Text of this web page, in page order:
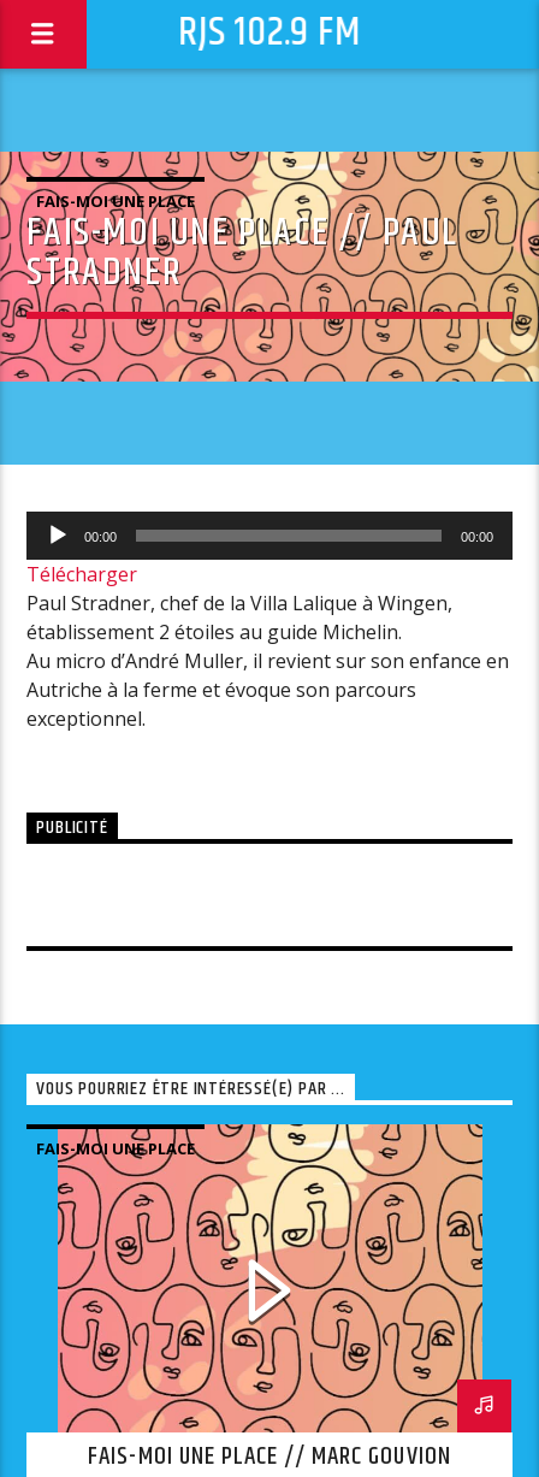
RJS 102.9 FM
FAIS-MOI UNE PLACE
FAIS-MOI UNE PLACE // PAUL
STRADNER
Lecteur
audio
00:00 00:00
Télécharger
Paul Stradner, chef de la Villa Lalique à Wingen,
établissement 2 étoiles au guide Michelin.
Au micro d’André Muller, il revient sur son enfance en
Autriche à la ferme et évoque son parcours
exceptionnel.
PUBLICITÉ
VOUS POURRIEZ ÊTRE INTÉRESSÉ(E) PAR ...
FAIS-MOI UNE PLACE
FAIS-MOI UNE PLACE // MARC GOUVION